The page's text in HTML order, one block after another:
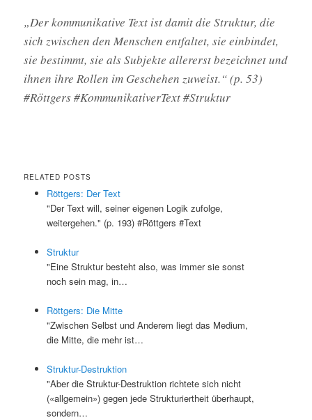
„Der kommunikative Text ist damit die Struktur, die
sich zwischen den Menschen entfaltet, sie einbindet,
sie bestimmt, sie als Subjekte allererst bezeichnet und
ihnen ihre Rollen im Geschehen zuweist.“ (p. 53)
#Röttgers #KommunikativerText #Struktur
RELATED POSTS
Röttgers: Der Text
"Der Text will, seiner eigenen Logik zufolge,
weitergehen." (p. 193) #Röttgers #Text
Struktur
"Eine Struktur besteht also, was immer sie sonst
noch sein mag, in…
Röttgers: Die Mitte
"Zwischen Selbst und Anderem liegt das Medium,
die Mitte, die mehr ist…
Struktur-Destruktion
"Aber die Struktur-Destruktion richtete sich nicht
(«allgemein») gegen jede Strukturiertheit überhaupt,
sondern…